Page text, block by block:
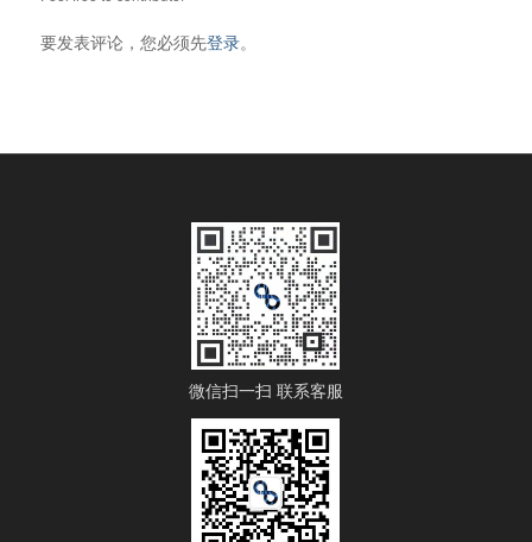
要发表评论，您必须先登录。
微信扫一扫 联系客服